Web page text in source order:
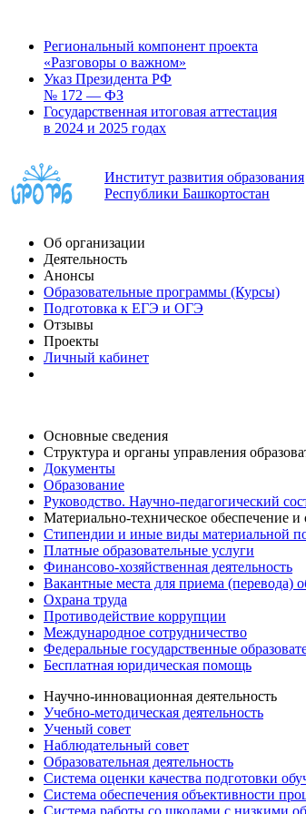
Региональный компонент проекта
«Разговоры о важном»
Указ Президента РФ
№ 172 — ФЗ
Государственная итоговая аттестация
в 2024 и 2025 годах
Институт развития образования
Республики Башкортостан
Об организации
Деятельность
Анонсы
Образовательные программы (Курсы)
Подготовка к ЕГЭ и ОГЭ
Отзывы
Проекты
Личный кабинет
Основные сведения
Структура и органы управления
Документы
Образование
Руководство. Научно-педагогический
Материально-техническое обеспечение
Стипендии и иные виды материальной
Платные образовательные услуги
Финансово-хозяйственная деятельность
Вакантные места для приема (перевода)
Охрана труда
Противодействие коррупции
Международное сотрудничество
Федеральные государственные
Бесплатная юридическая помощь
Научно-инновационная деятельность
Учебно-методическая деятельность
Ученый совет
Наблюдательный совет
Образовательная деятельность
Система оценки качества подготовки
Система обеспечения объективности
Система работы со школами с низкими